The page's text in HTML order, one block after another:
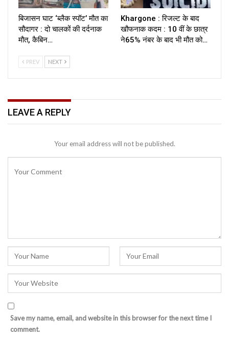
बिजासन घाट ‘ब्लैक स्पॉट’ मौत का
सौदागर : दो चालकों की दर्दनाक
मौत, कैबिन…
Khargone : रिजल्ट के बाद
खौफनाक कदम : 10 वीं के छात्र
ने65% नंबर के बाद भी मौत को…
PREV NEXT
LEAVE A REPLY
Your email address will not be published.
Save my name, email, and website in this browser for the next time I
comment.